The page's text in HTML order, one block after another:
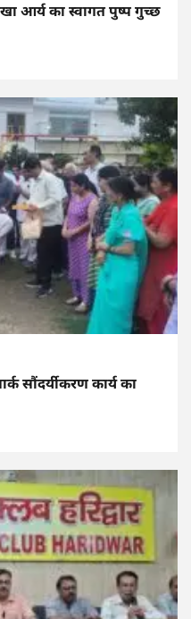
आर्य का स्वागत पुष्प गुच्छ
सौंदर्यीकरण कार्य का